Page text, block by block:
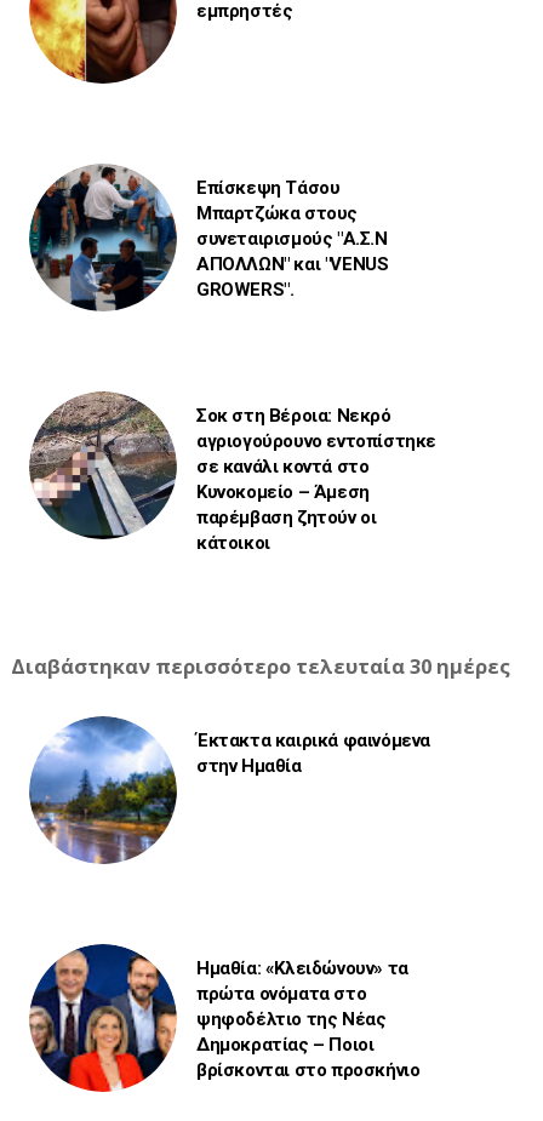
εμπρηστές
Επίσκεψη Τάσου
Μπαρτζώκα στους
συνεταιρισμούς "Α.Σ.Ν
ΑΠΟΛΛΩΝ" και "VENUS
GROWERS".
Σοκ στη Βέροια: Νεκρό
αγριογούρουνο εντοπίστηκε
σε κανάλι κοντά στο
Κυνοκομείο – Άμεση
παρέμβαση ζητούν οι
κάτοικοι
Διαβάστηκαν περισσότερο τελευταία 30 ημέρες
Έκτακτα καιρικά φαινόμενα
στην Ημαθία
Ημαθία: «Κλειδώνουν» τα
πρώτα ονόματα στο
ψηφοδέλτιο της Νέας
Δημοκρατίας – Ποιοι
βρίσκονται στο προσκήνιο